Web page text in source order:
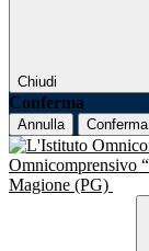
Chiudi
Conferma
Annulla Conferma
Omnicomprensivo
Magione (PG)